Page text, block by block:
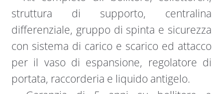
struttura di supporto, centralina
differenziale, gruppo di spinta e sicurezza
con sistema di carico e scarico ed attacco
per il vaso di espansione, regolatore di
portata, raccorderia e liquido antigelo.